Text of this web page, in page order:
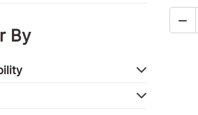
de fachada
ULM
de motocicletas
de la competencia
By
